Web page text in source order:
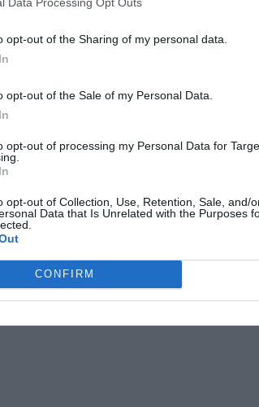
opt-out of the Sharing of my personal data.
opt-out of the Sale of my Personal Data.
opt-out of processing my Personal Data for
opt-out of Collection, Use, Retention, Sale, and/
Data that Is Unrelated with the Purposes
CONFIRM
Views:1,343
Mokslai
, biochemikai , gydyti pažeidimus
navigation
ištyrė, kad viename
yra 63 unikalios dulkių